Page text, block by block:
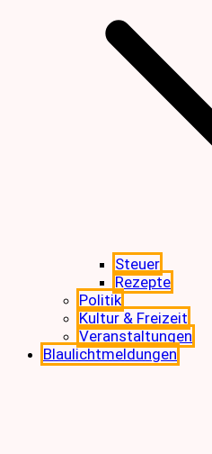
Steuer
Rezepte
Politik
Kultur & Freizeit
Veranstaltungen
Blaulichtmeldungen